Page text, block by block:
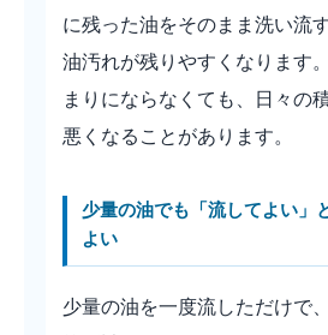
に残った油をそのまま洗い流
油汚れが残りやすくなります
まりにならなくても、日々の
悪くなることがあります。
少量の油でも「流してよい」
よい
少量の油を一度流しただけで